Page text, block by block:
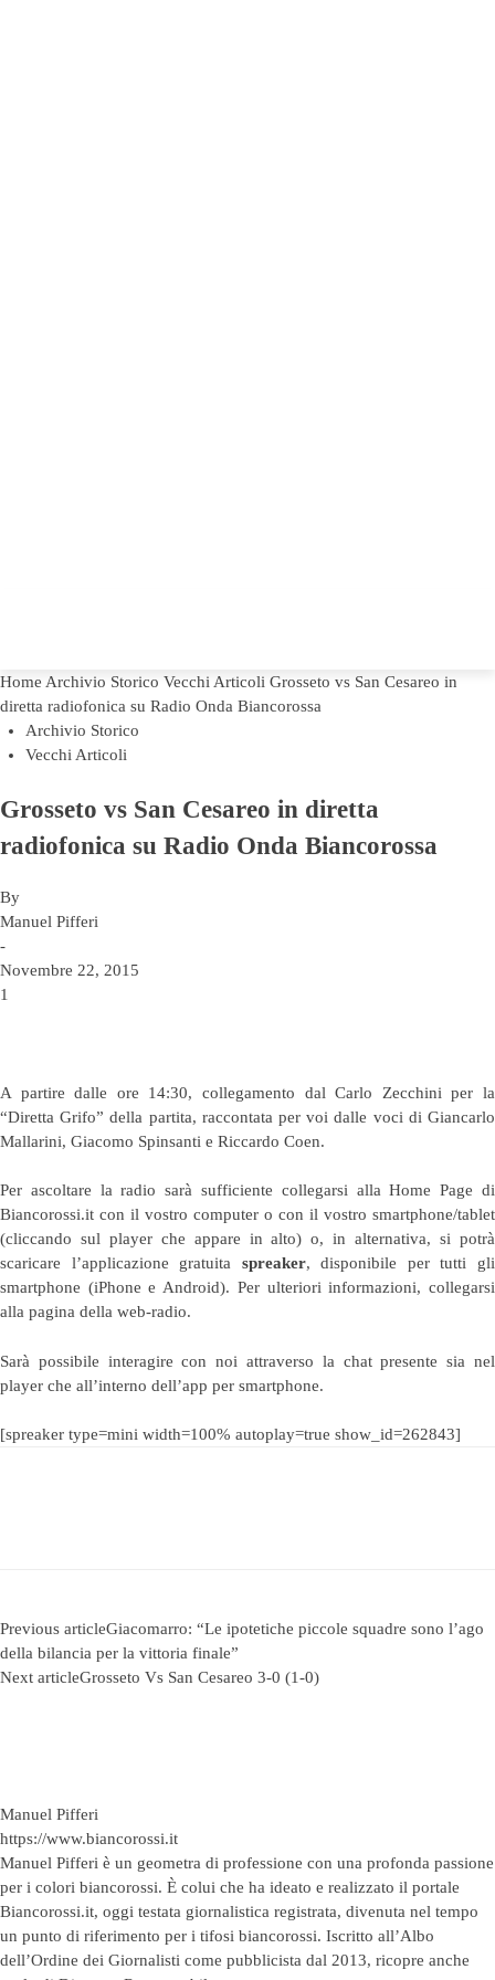
Home Archivio Storico Vecchi Articoli Grosseto vs San Cesareo in
diretta radiofonica su Radio Onda Biancorossa
Archivio Storico
Vecchi Articoli
Grosseto vs San Cesareo in diretta
radiofonica su Radio Onda Biancorossa
By
Manuel Pifferi
-
Novembre 22, 2015
1
A partire dalle ore 14:30, collegamento dal Carlo Zecchini per la
“Diretta Grifo” della partita, raccontata per voi dalle voci di Giancarlo
Mallarini, Giacomo Spinsanti e Riccardo Coen.
Per ascoltare la radio sarà sufficiente collegarsi alla Home Page di
Biancorossi.it con il vostro computer o con il vostro smartphone/tablet
(cliccando sul player che appare in alto) o, in alternativa, si potrà
scaricare l’applicazione gratuita spreaker, disponibile per tutti gli
smartphone (iPhone e Android). Per ulteriori informazioni, collegarsi
alla pagina della web-radio.
Sarà possibile interagire con noi attraverso la chat presente sia nel
player che all’interno dell’app per smartphone.
[spreaker type=mini width=100% autoplay=true show_id=262843]
Previous articleGiacomarro: “Le ipotetiche piccole squadre sono l’ago
della bilancia per la vittoria finale”
Next articleGrosseto Vs San Cesareo 3-0 (1-0)
Manuel Pifferi
https://www.biancorossi.it
Manuel Pifferi è un geometra di professione con una profonda passione
per i colori biancorossi. È colui che ha ideato e realizzato il portale
Biancorossi.it, oggi testata giornalistica registrata, divenuta nel tempo
un punto di riferimento per i tifosi biancorossi. Iscritto all’Albo
dell’Ordine dei Giornalisti come pubblicista dal 2013, ricopre anche